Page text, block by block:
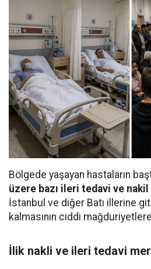
Bölgede yaşayan hastaların
üzere bazı ileri tedavi ve
İstanbul ve diğer Batı illerine
kalmasının ciddi
İlik nakli ve ileri tedavi